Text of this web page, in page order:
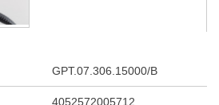
GPT.07.306.15000/B
4052572005712